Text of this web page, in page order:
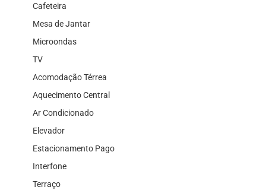
Cafeteira
Mesa de Jantar
Microondas
TV
Acomodação Térrea
Aquecimento Central
Ar Condicionado
Elevador
Estacionamento Pago
Interfone
Terraço